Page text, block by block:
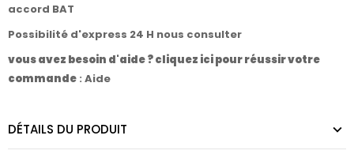
accord BAT
Possibilité d'express 24 H nous consulter
vous avez besoin d'aide ? cliquez ici pour réussir votre
commande : Aide
DÉTAILS DU PRODUIT